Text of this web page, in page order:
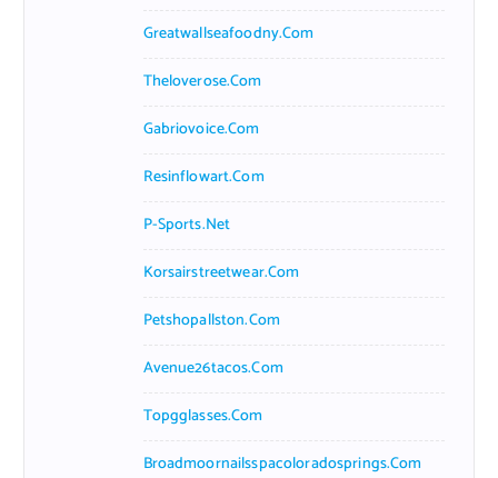
Greatwallseafoodny.com
Theloverose.com
Gabriovoice.com
Resinflowart.com
P-Sports.net
Korsairstreetwear.com
Petshopallston.com
Avenue26tacos.com
Topgglasses.com
Broadmoornailsspacoloradosprings.com